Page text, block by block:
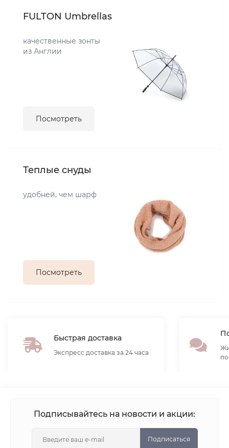
FULTON Umbrellas
качественные зонты
из Англии
Посмотреть
Теплые снуды
удобней, чем шарф
Посмотреть
Быстрая доставка
Экспресс доставка за 24 часа
Подписывайтесь на новости и акции:
Подписаться